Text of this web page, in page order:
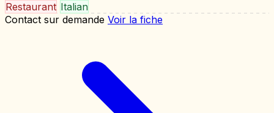
Restaurant Italian
Contact sur demande Voir la fiche